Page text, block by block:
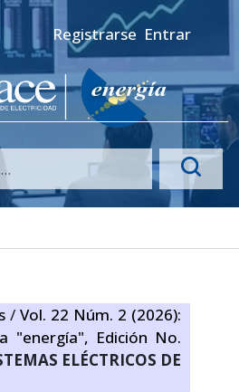
principal
Registrarse Entrar
/ Vol. 22 Núm. 2 (2026):
"energía", Edición No.
ELÉCTRICOS DE